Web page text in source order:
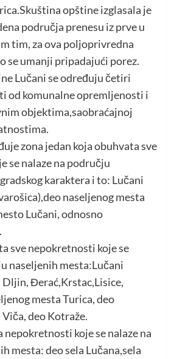
opštine izglasala je
područja prenesu iz prve u
tim, za ova poljoprivredna
se umanji pripadajući porez.
Lučani se određuju četiri
od komunalne opremljenosti i
objektima,saobraćajnoj
zona jedan koja obuhvata sve
se nalaze na području
karaktera i to: Lučani
naseljenog mesta
Lučani, odnosno
sve nepokretnosti koje se
naseljenih mesta:Lučani
Dljin, Đerać,Krstac,Lisice,
mesta Turica, deo
deo Kotraže.
koje se nalaze na
mesta: deo sela Lučana,sela